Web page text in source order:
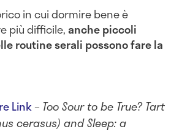
in cui dormire bene è
più difficile,anche piccoli
routine serali possono fare la
Link– Too Sour to be True? Tart
cerasus) and Sleep: a